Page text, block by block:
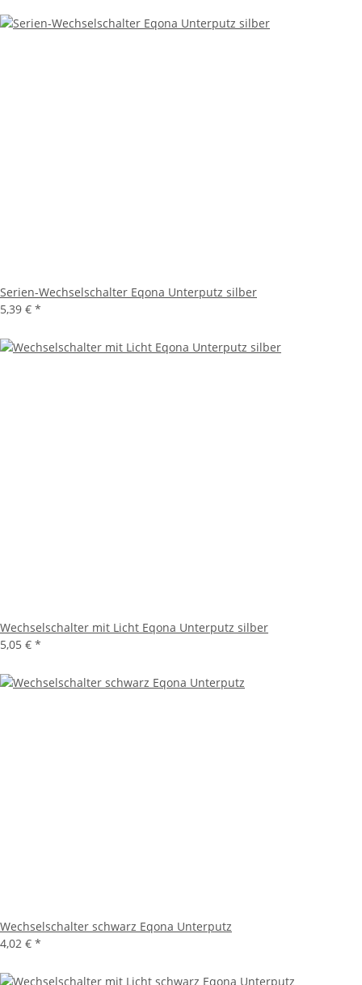
Serien-Wechselschalter Eqona Unterputz silber
5,39 € *
Wechselschalter mit Licht Eqona Unterputz silber
5,05 € *
Wechselschalter schwarz Eqona Unterputz
4,02 € *